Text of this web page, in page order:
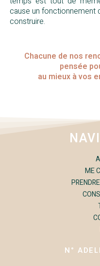
cause un fonctionnement
construire.
Chacune de nos
pensée
au mieux à vos
ME
N° ADELI